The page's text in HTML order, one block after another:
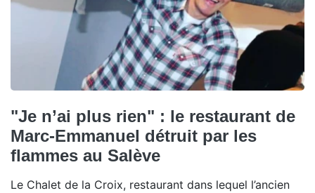
"Je n’ai plus rien" : le restaurant de
Marc-Emmanuel détruit par les
flammes au Salève
Le Chalet de la Croix, restaurant dans lequel l’ancien